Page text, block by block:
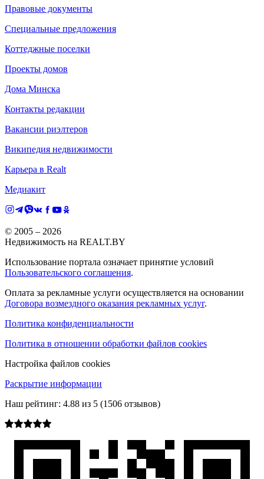
Правовые документы
Специальные предложения
Коттеджные поселки
Проекты домов
Дома Минска
Контакты редакции
Вакансии риэлтеров
Википедия недвижимости
Карьера в Realt
Медиакит
© 2005 – 2026
Недвижимость на REALT.BY
Использование портала означает принятие условий
Пользовательского соглашения.
Оплата за рекламные услуги осуществляется на основании
Договора возмездного оказания рекламных услуг.
Политика конфиденциальности
Политика в отношении обработки файлов cookies
Настройка файлов cookies
Раскрытие информации
Наш рейтинг: 4.88 из 5 (1506 отзывов)